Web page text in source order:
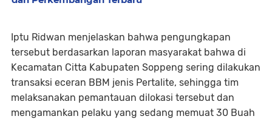
Iptu Ridwan menjelaskan bahwa pengungkapan
tersebut berdasarkan laporan masyarakat bahwa di
Kecamatan Citta Kabupaten Soppeng sering dilakukan
transaksi eceran BBM jenis Pertalite, sehingga tim
melaksanakan pemantauan dilokasi tersebut dan
mengamankan pelaku yang sedang memuat 30 Buah